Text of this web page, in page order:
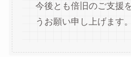
今後とも倍旧のご支援
うお願い申し上げます。